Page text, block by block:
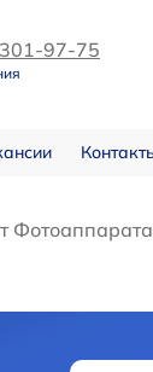
97-75